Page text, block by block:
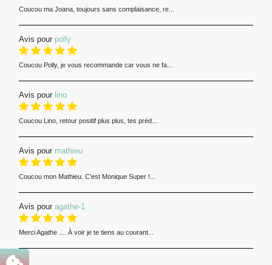
Coucou ma Joana, toujours sans complaisance, re...
Avis pour polly
Coucou Polly, je vous recommande car vous ne fa...
Avis pour lino
Coucou Lino, retour positif plus plus, tes préd...
Avis pour mathieu
Coucou mon Mathieu. C’est Monique Super !...
Avis pour agathe-1
Merci Agathe .... À voir je te tiens au courant...